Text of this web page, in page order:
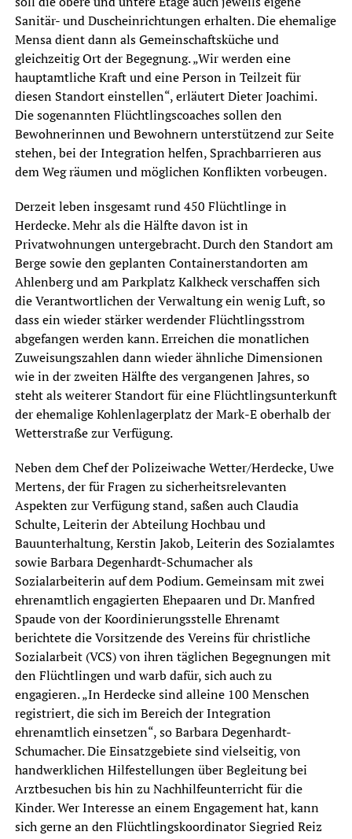
Sanitär- und Duscheinrichtungen erhalten. Die ehemalige
Mensa dient dann als Gemeinschaftsküche und
gleichzeitig Ort der Begegnung. „Wir werden eine
hauptamtliche Kraft und eine Person in Teilzeit für
diesen Standort einstellen“, erläutert Dieter Joachimi.
Die sogenannten Flüchtlingscoaches sollen den
Bewohnerinnen und Bewohnern unterstützend zur Seite
stehen, bei der Integration helfen, Sprachbarrieren aus
dem Weg räumen und möglichen Konflikten vorbeugen.
Derzeit leben insgesamt rund 450 Flüchtlinge in
Herdecke. Mehr als die Hälfte davon ist in
Privatwohnungen untergebracht. Durch den Standort am
Berge sowie den geplanten Containerstandorten am
Ahlenberg und am Parkplatz Kalkheck verschaffen sich
die Verantwortlichen der Verwaltung ein wenig Luft, so
dass ein wieder stärker werdender Flüchtlingsstrom
abgefangen werden kann. Erreichen die monatlichen
Zuweisungszahlen dann wieder ähnliche Dimensionen
wie in der zweiten Hälfte des vergangenen Jahres, so
steht als weiterer Standort für eine Flüchtlingsunterkunft
der ehemalige Kohlenlagerplatz der Mark-E oberhalb der
Wetterstraße zur Verfügung.
Neben dem Chef der Polizeiwache Wetter/Herdecke, Uwe
Mertens, der für Fragen zu sicherheitsrelevanten
Aspekten zur Verfügung stand, saßen auch Claudia
Schulte, Leiterin der Abteilung Hochbau und
Bauunterhaltung, Kerstin Jakob, Leiterin des Sozialamtes
sowie Barbara Degenhardt-Schumacher als
Sozialarbeiterin auf dem Podium. Gemeinsam mit zwei
ehrenamtlich engagierten Ehepaaren und Dr. Manfred
Spaude von der Koordinierungsstelle Ehrenamt
berichtete die Vorsitzende des Vereins für christliche
Sozialarbeit (VCS) von ihren täglichen Begegnungen mit
den Flüchtlingen und warb dafür, sich auch zu
engagieren. „In Herdecke sind alleine 100 Menschen
registriert, die sich im Bereich der Integration
ehrenamtlich einsetzen“, so Barbara Degenhardt-
Schumacher. Die Einsatzgebiete sind vielseitig, von
handwerklichen Hilfestellungen über Begleitung bei
Arztbesuchen bis hin zu Nachhilfeunterricht für die
Kinder. Wer Interesse an einem Engagement hat, kann
sich gerne an den Flüchtlingskoordinator Siegried Reiz